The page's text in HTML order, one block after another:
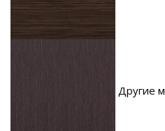
Другие